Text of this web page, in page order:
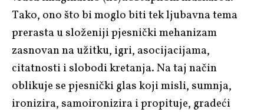
Tako, ono što bi moglo biti tek ljubavna tema
prerasta u složeniji pjesnički mehanizam
zasnovan na užitku, igri, asocijacijama,
citatnosti i slobodi kretanja. Na taj način
oblikuje se pjesnički glas koji misli, sumnja,
ironizira, samoironizira i propituje, gradeći